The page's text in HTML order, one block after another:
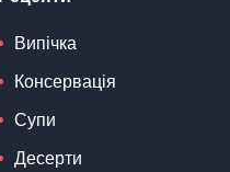
Випічка
Консервація
Супи
Десерти